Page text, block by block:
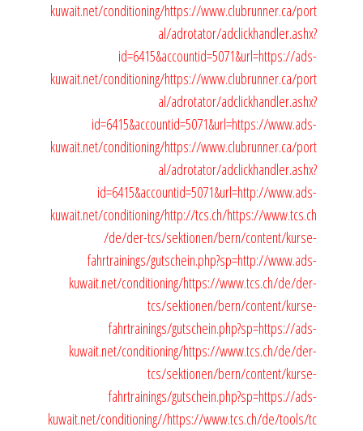
kuwait.net/conditioning/https://www.clubrunner.ca/port
al/adrotator/adclickhandler.ashx?
id=6415&accountid=5071&url=https://ads-
kuwait.net/conditioning/https://www.clubrunner.ca/port
al/adrotator/adclickhandler.ashx?
id=6415&accountid=5071&url=https://www.ads-
kuwait.net/conditioning/https://www.clubrunner.ca/port
al/adrotator/adclickhandler.ashx?
id=6415&accountid=5071&url=http://www.ads-
kuwait.net/conditioning/http://tcs.ch/https://www.tcs.ch
/de/der-tcs/sektionen/bern/content/kurse-
fahrtrainings/gutschein.php?sp=http://www.ads-
kuwait.net/conditioning/https://www.tcs.ch/de/der-
tcs/sektionen/bern/content/kurse-
fahrtrainings/gutschein.php?sp=https://ads-
kuwait.net/conditioning/https://www.tcs.ch/de/der-
tcs/sektionen/bern/content/kurse-
fahrtrainings/gutschein.php?sp=https://ads-
kuwait.net/conditioning//https://www.tcs.ch/de/tools/tc